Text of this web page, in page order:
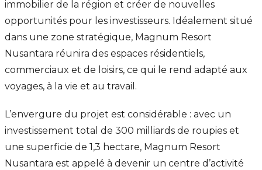
immobilier de la région et créer de nouvelles
opportunités pour les investisseurs. Idéalement situé
dans une zone stratégique, Magnum Resort
Nusantara réunira des espaces résidentiels,
commerciaux et de loisirs, ce qui le rend adapté aux
voyages, à la vie et au travail.
L’envergure du projet est considérable : avec un
investissement total de 300 milliards de roupies et
une superficie de 1,3 hectare, Magnum Resort
Nusantara est appelé à devenir un centre d’activité